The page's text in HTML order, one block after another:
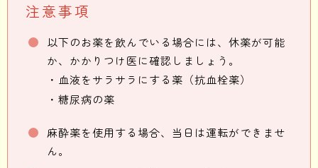
注意事項
以下のお薬を飲んでいる場合には、休薬が可能
か、かかりつけ医に確認しましょう。
・血液をサラサラにする薬（抗血栓薬）
・糖尿病の薬
麻酔薬を使用する場合、当日は運転ができませ
ん。